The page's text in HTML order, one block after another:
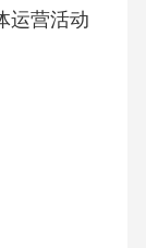
运营活动